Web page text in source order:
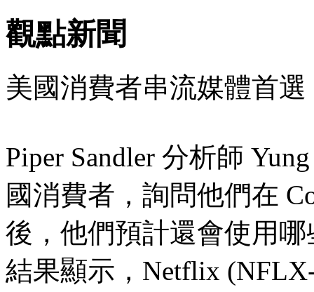
觀點新聞
美國消費者串流媒體首
Piper Sandler 分析師
國消費者，詢問他們在
後，他們預計還會使用
結果顯示，Netflix